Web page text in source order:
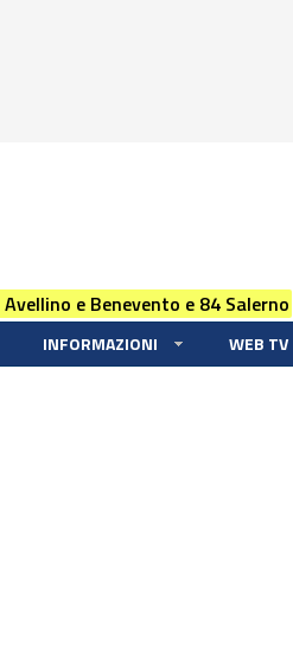
e Benevento e 84 Salerno
INFORMAZIONI WEB TV